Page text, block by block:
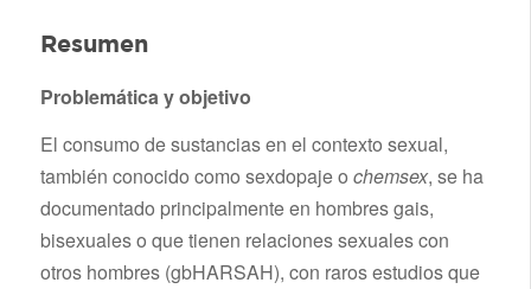
Resumen
Problemática y objetivo
El consumo de sustancias en el contexto sexual,
también conocido como sexdopaje o chemsex, se ha
documentado principalmente en hombres gais,
bisexuales o que tienen relaciones sexuales con
otros hombres (gbHARSAH), con raros estudios que